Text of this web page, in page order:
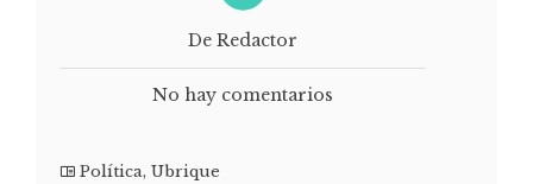
De Redactor
No hay comentarios
Política, Ubrique